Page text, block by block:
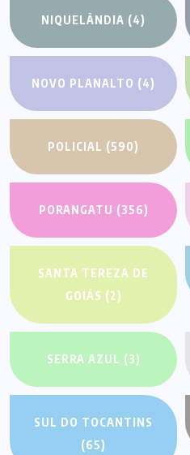
NIQUELÂNDIA (4)
NOVO PLANALTO (4)
POLICIAL (590)
PORANGATU (356)
SANTA TEREZA DE
GOIÁS (2)
SERRA AZUL (3)
SUL DO TOCANTINS
(65)